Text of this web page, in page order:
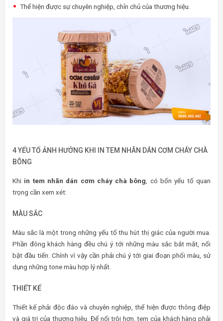
Thể hiện được sự chuyên nghiệp, chỉn chủ của thương hiệu.
4 YẾU TỐ ẢNH HƯỞNG KHI IN TEM NHÃN DÁN CƠM CHÁY CHÀ
BÔNG
Khi in tem nhãn dán cơm cháy chà bông, có bốn yếu tố quan
trọng cần xem xét:
MÀU SẮC
Màu sắc là một trong những yếu tố thu hút thị giác của người mua.
Phần đông khách hàng đều chú ý tới những màu sắc bắt mắt, nổi
bật đầu tiến. Chính vì vậy cần phải chú ý tới giai đoạn phối màu, sử
dụng những tone màu hợp lý nhất.
THIẾT KẾ
Thiết kế phải độc đáo và chuyên nghiệp, thể hiện được thông điệp
và giá trị của thương hiệu. Để nổi trội hơn, tem của khách hàng phải